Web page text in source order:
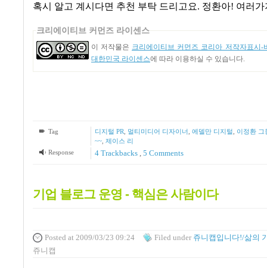
혹시 알고 계시다면 추천 부탁 드리고요. 정환아! 여러
크리에이티브 커먼즈 라이센스
이 저작물은 크리에이티브 커먼즈 코리아 저작자표시-
대한민국 라이센스에 따라 이용하실 수 있습니다.
Tag 디지털 PR 멀티미디어 디자이너 에델만 디지털
이정환 그
~~, 제이스 리
Response
4Trackbacks 5 Comments
기업 블로그 운영 - 핵심은 사람이다
Posted at 2009/03/23 09:24 Filed under 쥬니캡입니다!/삶의
쥬니캡